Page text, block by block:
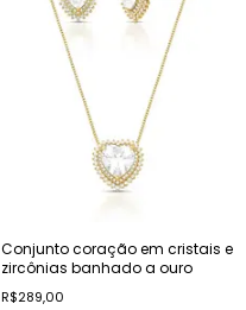
Conjunto coração em cristais e
zircônias banhado a ouro
R$289,00